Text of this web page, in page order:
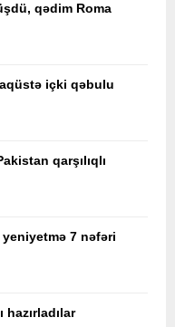
qədim Roma
içki qəbulu
qarşılıqlı
7 nəfəri